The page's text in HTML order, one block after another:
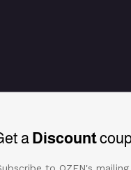
aDiscount